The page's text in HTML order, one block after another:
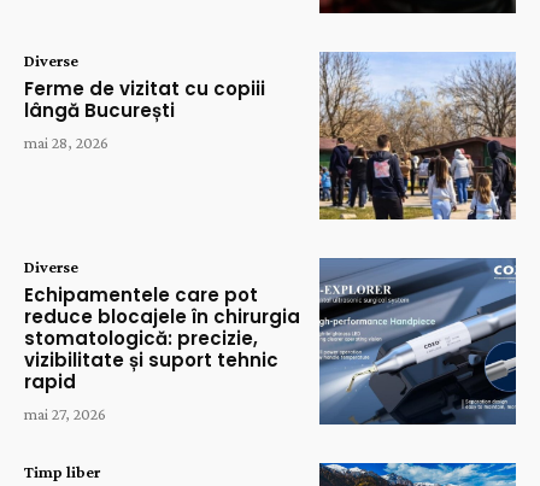
Diverse
Ferme de vizitat cu copiii
lângă București
mai 28, 2026
Diverse
Echipamentele care pot
reduce blocajele în chirurgia
stomatologică: precizie,
vizibilitate și suport tehnic
rapid
mai 27, 2026
Timp liber